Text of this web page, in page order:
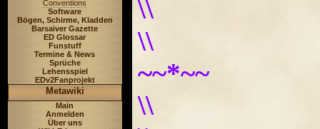
Conventions
Software
Bögen, Schirme, Kladden
Barsaiver Gazette
ED Glossar
Funstuff
Termine & News
Sprüche
Lehensspiel
EDv2Fanprojekt
Metawiki
Main
Anmelden
Über uns
\\
\\
~~*~~
\\